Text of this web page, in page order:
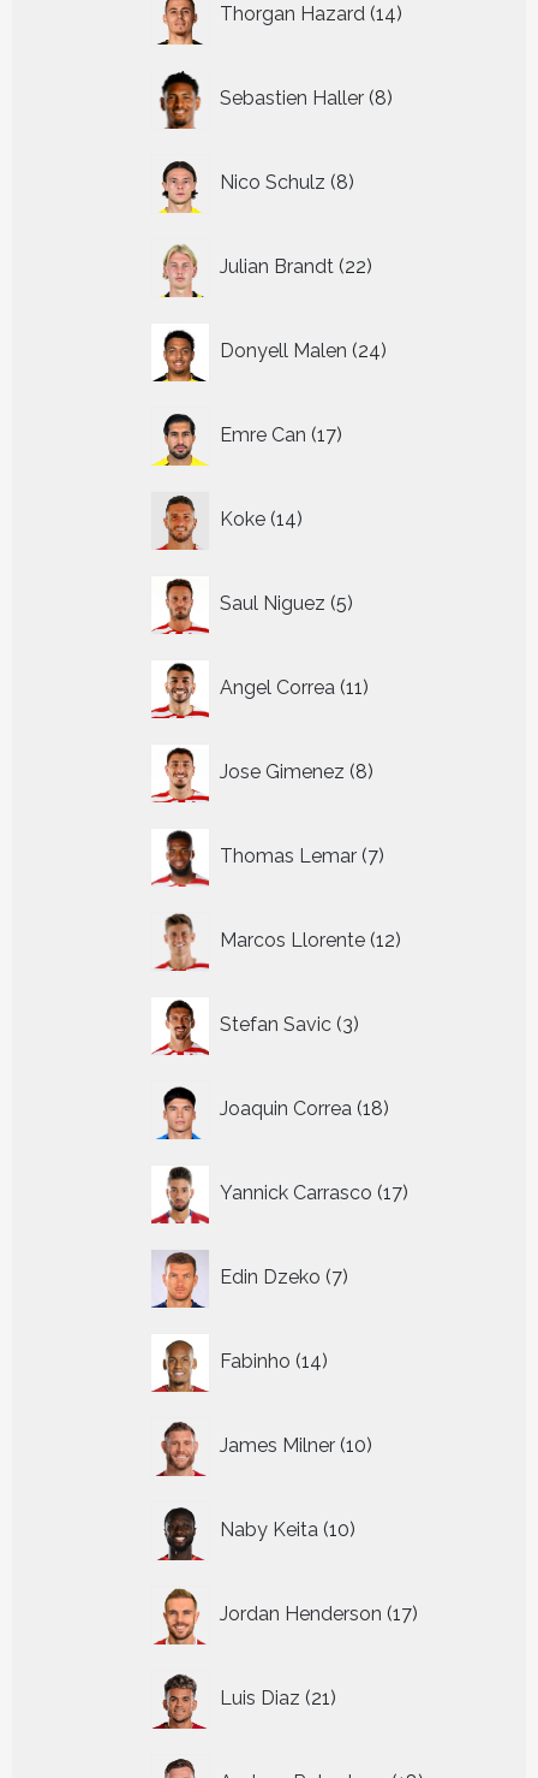
Thorgan Hazard 14
producten
Sebastien Haller 8
producten
Nico Schulz 8
producten
Julian Brandt 22
producten
Donyell Malen 24
producten
Emre Can 17
producten
Koke 14
producten
Saul Niguez 5
producten
Angel Correa 11
producten
Jose Gimenez 8
producten
Thomas Lemar 7
producten
Marcos Llorente 12
producten
Stefan Savic 3
producten
Joaquin Correa 18
producten
Yannick Carrasco 17
producten
Edin Dzeko 7
producten
Fabinho 14
producten
James Milner 10
producten
Naby Keita 10
producten
Jordan Henderson 17
producten
Luis Diaz 21
producten